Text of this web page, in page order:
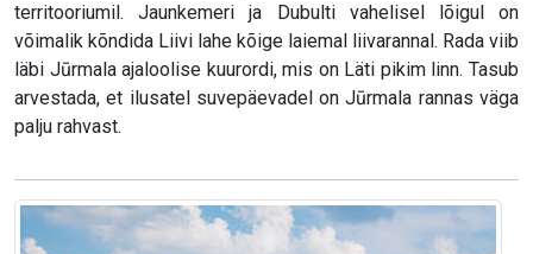
territooriumil. Jaunkemeri ja Dubulti vahelisel lõigul on
võimalik kõndida Liivi lahe kõige laiemal liivarannal. Rada viib
läbi Jūrmala ajaloolise kuurordi, mis on Läti pikim linn. Tasub
arvestada, et ilusatel suvepäevadel on Jūrmala rannas väga
palju rahvast.